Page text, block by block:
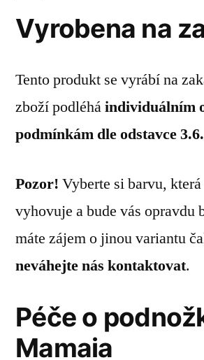
Vyrobena na
Tento produkt se vyrábí na
zboží podléháindividuálním
podmínkám dle odstavce 3.6.
Pozor! Vyberte si barvu,
vyhovuje a bude vás opravdu
máte zájem o jinou variantu
neváhejte nás kontaktovat.
Péče o
Mamaia